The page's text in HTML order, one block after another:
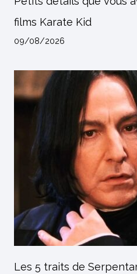
films Karate Kid
09/08/2026
Les 5 traits de